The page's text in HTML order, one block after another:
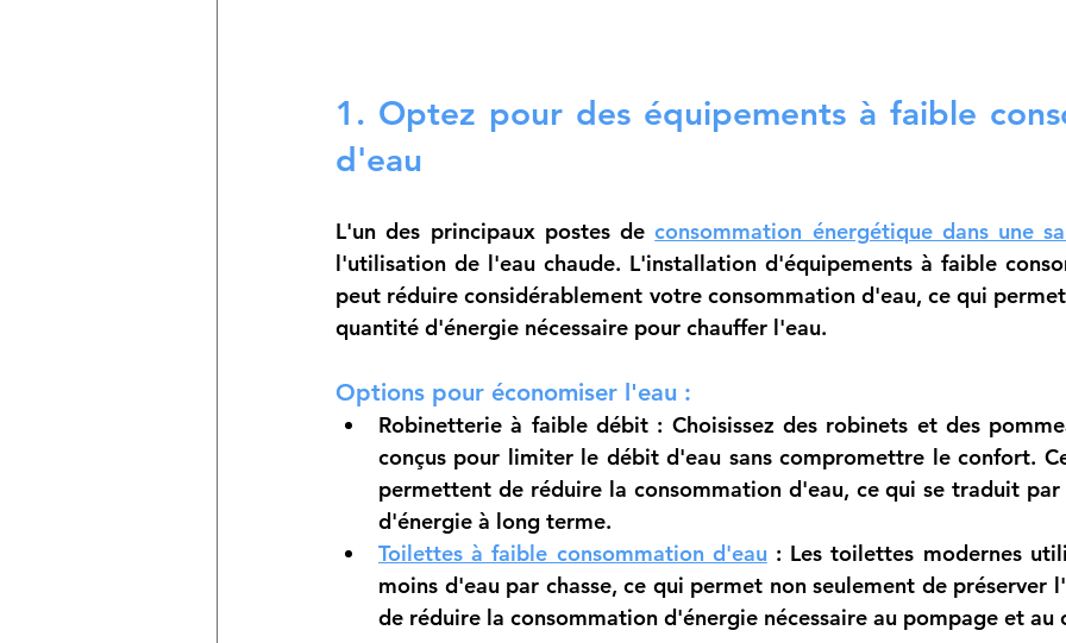
1. Optez pour des équipements à faible
d'eau
L'un des principaux postes de consommation énergétique dans une
l'utilisation de l'eau chaude. L'installation d'équipements à faible
peut réduire considérablement votre consommation d'eau, ce qui
quantité d'énergie nécessaire pour chauffer l'eau.
Options pour économiser l'eau :
Robinetterie à faible débit : Choisissez des robinets et des
conçus pour limiter le débit d'eau sans compromettre le confort.
permettent de réduire la consommation d'eau, ce qui se traduit par
d'énergie à long terme.
Toilettes à faible consommation d'eau : Les toilettes modernes
moins d'eau par chasse, ce qui permet non seulement de préserver
de réduire la consommation d'énergie nécessaire au pompage et au